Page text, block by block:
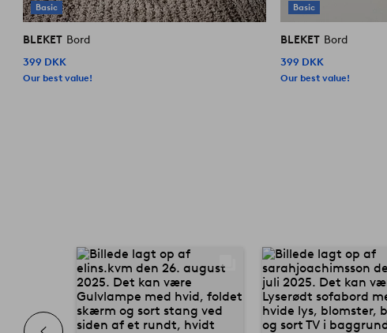
Basic
BLEKET Bord
399 DKK
Our best value!
Basic
BLEKET Bord
399 DKK
Our best value!